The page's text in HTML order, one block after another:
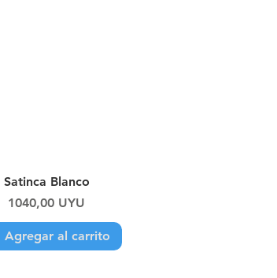
Vista rápida
Satinca Blanco
Precio
1040,00 UYU
Agregar al carrito